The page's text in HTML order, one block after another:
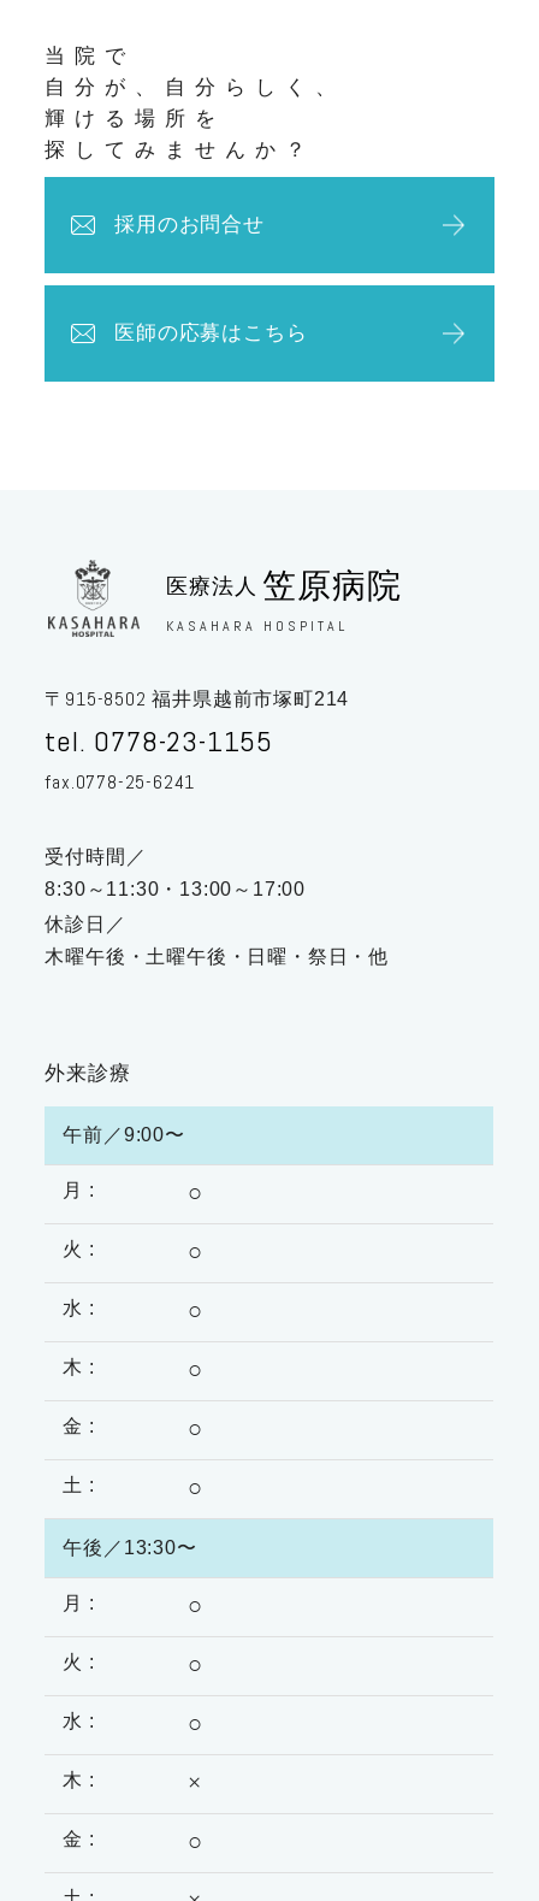
当院で
自分が、自分らしく、
輝ける場所を
探してみませんか？
採用のお問合せ
医師の応募はこちら
医療法人 笠原病院
KASAHARA HOSPITAL
〒 915-8502 福井県越前市塚町214
tel. 0778-23-1155
fax.0778-25-6241
受付時間／
8:30～11:30・13:00～17:00
休診日／
木曜午後・土曜午後・日曜・祭日・他
外来診療
午前／9:00〜
○
○
○
○
○
○
午後／13:30〜
○
○
○
×
○